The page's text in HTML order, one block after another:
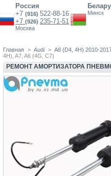
Россия
+7 (916) 522-88-16
+7 (926) 235-71-51
Москва
Минск
Главная > Audi > A8 (D4, 4H) 2010-
4H), A7, A6 (4G, C7)
РЕМОНТ АМОРТИЗАТОРА